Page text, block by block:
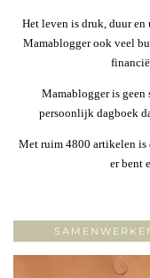
Het leven is druk, duur en
Mamablogger ook veel
Mamablogger is geen
persoonlijk dagboek
Met ruim 4800 artikelen
er bent